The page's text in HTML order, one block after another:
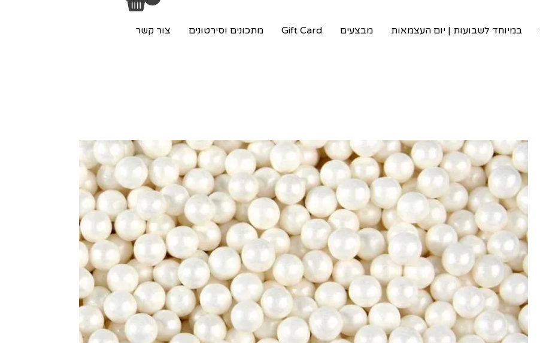
במיוחד לשבועות | יום העצמאות מבצעים Gift Card מתכונים וסירטונים צור קשר